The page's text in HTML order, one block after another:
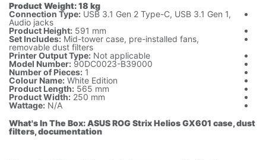
Product Weight: 18 kg
Connection Type: USB 3.1 Gen 2 Type-C, USB 3.1 Gen 1,
Audio jacks
Product Height: 591 mm
Set Includes: Mid-tower case, pre-installed fans,
removable dust filters
Printer Output Type: Not applicable
Model Number: 90DC0023-B39000
Number of Pieces: 1
Colour Name: White Edition
Product Length: 565 mm
Product Width: 250 mm
Wattage: N/A
What's In The Box: ASUS ROG Strix Helios GX601 case, dust
filters, documentation